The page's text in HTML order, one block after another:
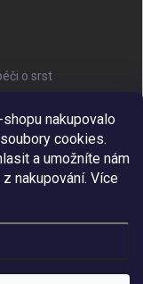
nakupovalo
cookies.
a umožníte nám
nakupování. Více
o srst
ceny
vyhrazena.Upravit